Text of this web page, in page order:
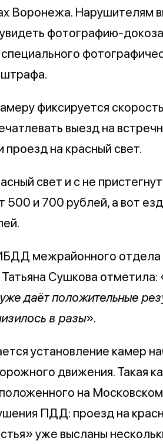
Воронежа. Нарушителям
фотографию-
фиксируется
выезд на
на красный свет.
свет и с не
500 и 700 рублей, а вот
межрайонного отдела
Сушкова отметила:
даёт положительные
в разы».
установление камер
движения. Такая
на
ПДД: проезд на
уже высланы